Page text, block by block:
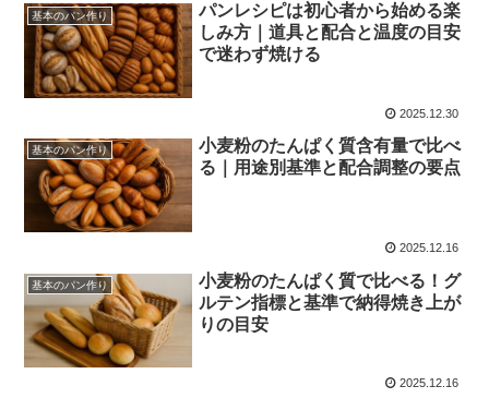
基本のパン作り
パンレシピは初心者から始める楽
しみ方｜道具と配合と温度の目安
で迷わず焼ける
2025.12.30
基本のパン作り
小麦粉のたんぱく質含有量で比べ
る｜用途別基準と配合調整の要点
2025.12.16
基本のパン作り
小麦粉のたんぱく質で比べる！グ
ルテン指標と基準で納得焼き上が
りの目安
2025.12.16